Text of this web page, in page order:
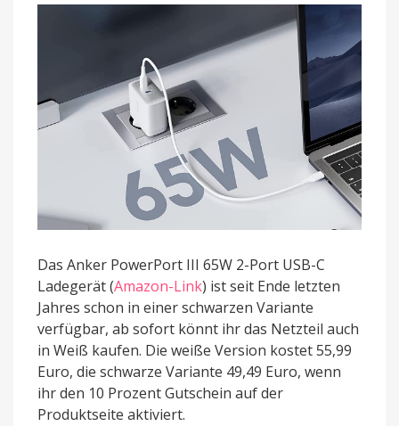
Ladegerät
mit
10
Euro
Rabatt
Das Anker PowerPort III 65W 2-Port USB-C
Ladegerät (Amazon-Link) ist seit Ende letzten
Jahres schon in einer schwarzen Variante
verfügbar, ab sofort könnt ihr das Netzteil auch
in Weiß kaufen. Die weiße Version kostet 55,99
Euro, die schwarze Variante 49,49 Euro, wenn
ihr den 10 Prozent Gutschein auf der
Produktseite aktiviert.